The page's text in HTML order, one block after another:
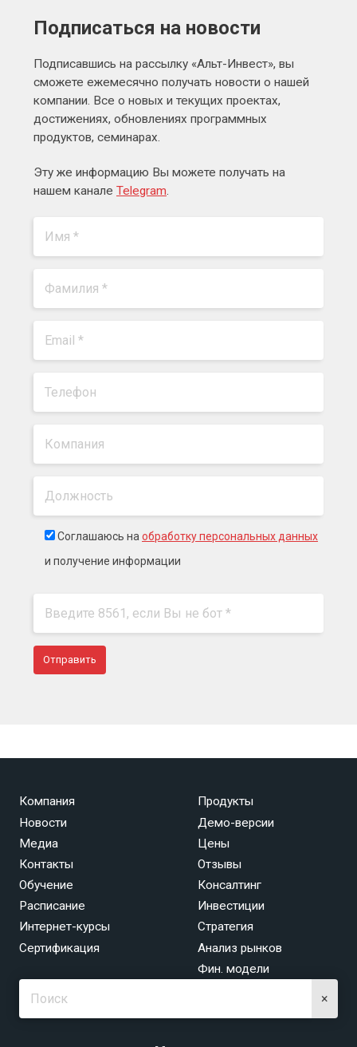
Подписаться на новости
Подписавшись на рассылку «Альт-Инвест», вы
сможете ежемесячно получать новости о нашей
компании. Все о новых и текущих проектах,
достижениях, обновлениях программных
продуктов, семинарах.
Эту же информацию Вы можете получать на
нашем канале Telegram.
Соглашаюсь на обработку персональных данных
и получение информации
Компания
Новости
Медиа
Контакты
Продукты
Демо-версии
Цены
Отзывы
Обучение
Расписание
Интернет-курсы
Сертификация
Консалтинг
Инвестиции
Стратегия
Анализ рынков
Фин. модели
×